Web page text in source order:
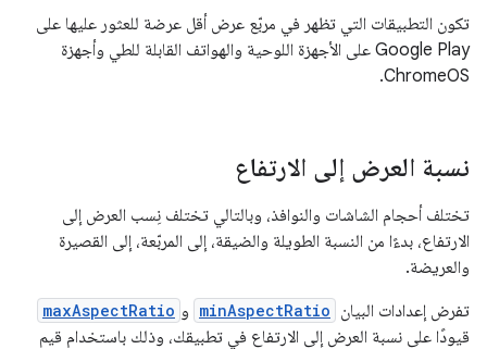
تكون التطبيقات التي تظهر في مربّع عرض أقل عرضة للعثور عليها على
Google Play على الأجهزة اللوحية والهواتف القابلة للطي وأجهزة
ChromeOS.
نسبة العرض إلى الارتفاع
تختلف أحجام الشاشات والنوافذ، وبالتالي تختلف نِسب العرض إلى
الارتفاع، بدءًا من النسبة الطويلة والضيقة، إلى المربّعة، إلى القصيرة
والعريضة.
تفرض إعدادات البيان minAspectRatio و maxAspectRatio
قيودًا على نسبة العرض إلى الارتفاع في تطبيقك، وذلك باستخدام قيم